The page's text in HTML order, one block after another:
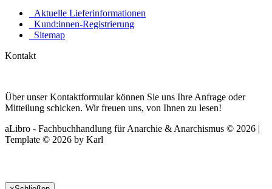
Aktuelle Lieferinformationen
Kund:innen-Registrierung
Sitemap
Kontakt
Über unser Kontaktformular können Sie uns Ihre Anfrage oder
Mitteilung schicken. Wir freuen uns, von Ihnen zu lesen!
aLibro - Fachbuchhandlung für Anarchie & Anarchismus © 2026 |
Template © 2026 by Karl